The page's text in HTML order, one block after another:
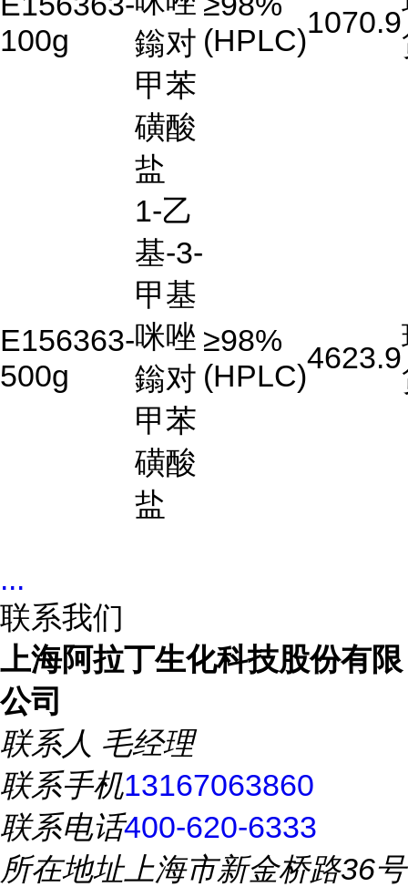
100g
鎓对
甲苯
磺酸
盐
(HPLC)
1070.9
E156363-
500g
1-乙
基-3-
甲基
咪唑
鎓对
甲苯
磺酸
盐
≥98%
(HPLC)
4623.9
...
联系我们
上海阿拉丁生化科技股份有限
公司
联系人 毛经理
联系手机13167063860
联系电话400-620-6333
所在地址上海市新金桥路36号